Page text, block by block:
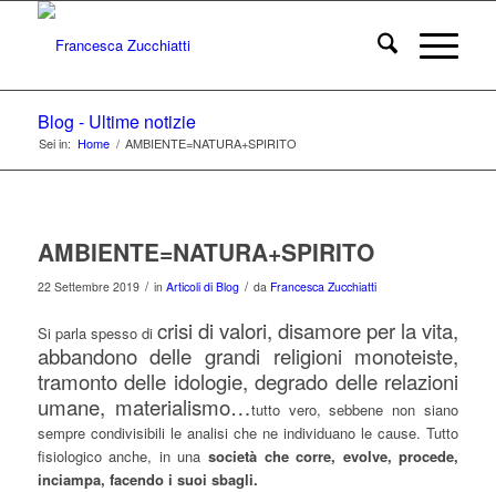
Blog - Ultime notizie
Sei in: Home / AMBIENTE=NATURA+SPIRITO
AMBIENTE=NATURA+SPIRITO
22 Settembre 2019 / in Articoli di Blog / da Francesca Zucchiatti
Si parla spesso di crisi di valori, disamore per la vita,
abbandono delle grandi religioni monoteiste,
tramonto delle idologie, degrado delle relazioni
umane, materialismo…tutto vero, sebbene non siano
sempre condivisibili le analisi che ne individuano le cause. Tutto
fisiologico anche, in una società che corre, evolve, procede,
inciampa, facendo i suoi sbagli.